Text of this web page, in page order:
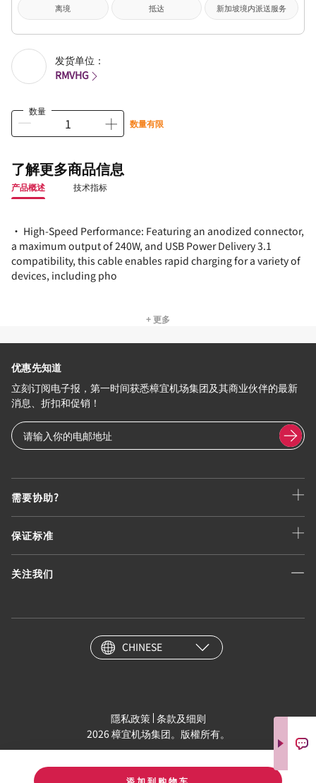
添加到购物车
离境 抵达 新加坡境内派送服务
发货单位：
RMVHG
数量
数量有限
了解更多商品信息
产品概述 技术指标
• High-Speed Performance: Featuring an anodized connector,
a maximum output of 240W, and USB Power Delivery 3.1
compatibility, this cable enables rapid charging for a variety of
devices, including pho
+ 更多
需要协助?
保证标准
关注我们
优惠先知道
立刻订阅电子报，第一时间获悉樟宜机场集团及其商业伙伴的最新
消息、折扣和促销！
CHINESE
隱私政策 条款及细则
2026 樟宜机场集团。版權所有。